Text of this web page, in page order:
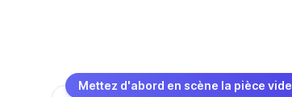
Mettez d'abord en scène la pièce vide